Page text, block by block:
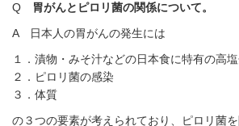
Q
胃がんとピロリ菌の関係について。
A 日本人の胃がんの発生には
１．漬物・みそ汁などの日本食に特有の高
２．ピロリ菌の感染
３．体質
の３つの要素が考えられており、ピロリ菌